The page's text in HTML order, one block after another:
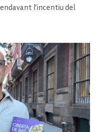
l’incentiu del